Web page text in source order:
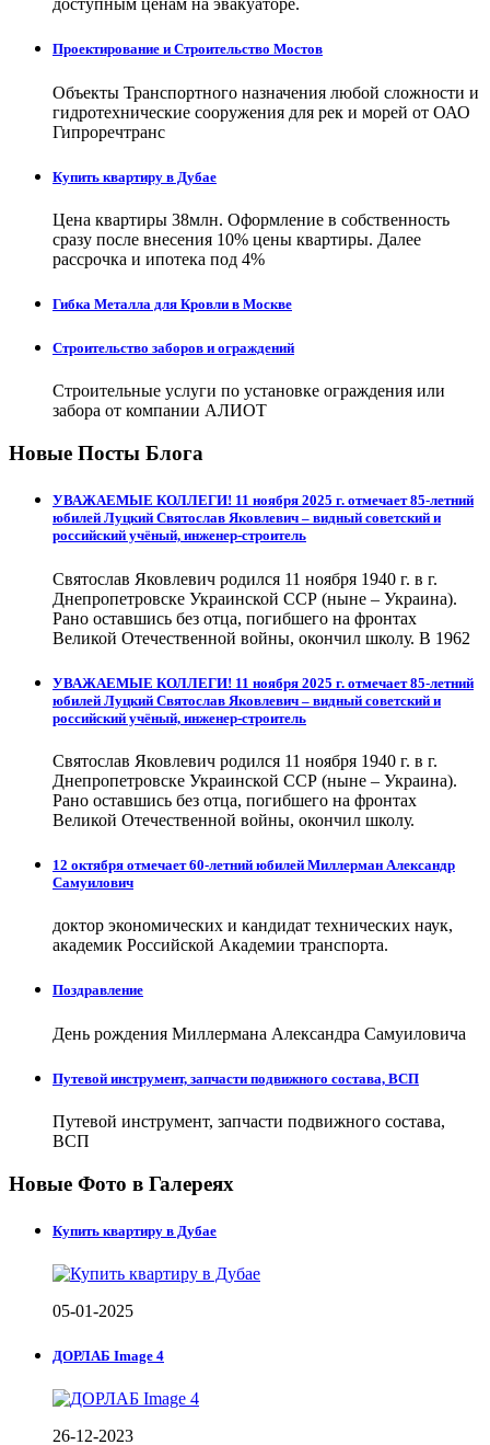
доступным ценам на эвакуаторе.
Проектирование и Строительство Мостов
Объекты Транспортного назначения любой сложности и
гидротехнические сооружения для рек и морей от ОАО
Гипроречтранс
Купить квартиру в Дубае
Цена квартиры 38млн. Оформление в собственность
сразу после внесения 10% цены квартиры. Далее
рассрочка и ипотека под 4%
Гибка Металла для Кровли в Москве
Строительство заборов и ограждений
Строительные услуги по установке ограждения или
забора от компании АЛИОТ
Новые Посты Блога
УВАЖАЕМЫЕ КОЛЛЕГИ! 11 ноября 2025 г. отмечает 85-летний
юбилей Луцкий Святослав Яковлевич – видный советский и
российский учёный, инженер-строитель
Святослав Яковлевич родился 11 ноября 1940 г. в г.
Днепропетровске Украинской ССР (ныне – Украина).
Рано оставшись без отца, погибшего на фронтах
Великой Отечественной войны, окончил школу. В 1962
УВАЖАЕМЫЕ КОЛЛЕГИ! 11 ноября 2025 г. отмечает 85-летний
юбилей Луцкий Святослав Яковлевич – видный советский и
российский учёный, инженер-строитель
Святослав Яковлевич родился 11 ноября 1940 г. в г.
Днепропетровске Украинской ССР (ныне – Украина).
Рано оставшись без отца, погибшего на фронтах
Великой Отечественной войны, окончил школу.
12 октября отмечает 60-летний юбилей Миллерман Александр
Самуилович
доктор экономических и кандидат технических наук,
академик Российской Академии транспорта.
Поздравление
День рождения Миллермана Александра Самуиловича
Путевой инструмент, запчасти подвижного состава, ВСП
Путевой инструмент, запчасти подвижного состава,
ВСП
Новые Фото в Галереях
Купить квартиру в Дубае
05-01-2025
ДОРЛАБ Image 4
26-12-2023